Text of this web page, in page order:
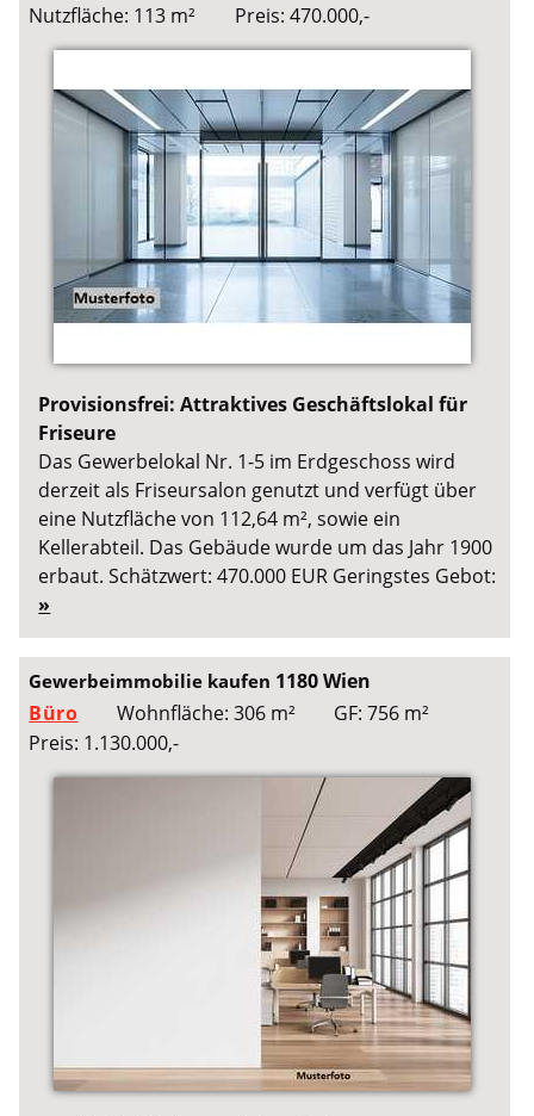
Nutzfläche: 113 m²
Preis: 470.000,-
Provisionsfrei: Attraktives Geschäftslokal für
Friseure
Das Gewerbelokal Nr. 1-5 im Erdgeschoss wird
derzeit als Friseursalon genutzt und verfügt über
eine Nutzfläche von 112,64 m², sowie ein
Kellerabteil. Das Gebäude wurde um das Jahr 1900
erbaut. Schätzwert: 470.000 EUR Geringstes Gebot:
»
Gewerbeimmobilie kaufen 1180 Wien
Büro
Wohnfläche: 306 m²
GF: 756 m²
Preis: 1.130.000,-